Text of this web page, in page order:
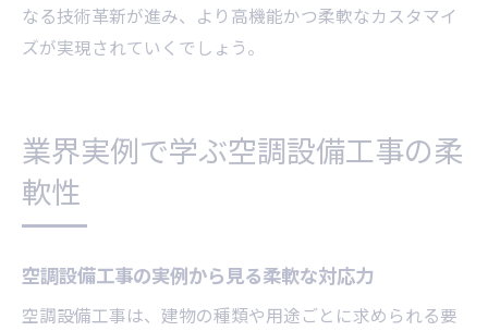
なる技術革新が進み、より高機能かつ柔軟なカスタマイ
ズが実現されていくでしょう。
業界実例で学ぶ空調設備工事の柔
軟性
空調設備工事の実例から見る柔軟な対応力
空調設備工事は、建物の種類や用途ごとに求められる要